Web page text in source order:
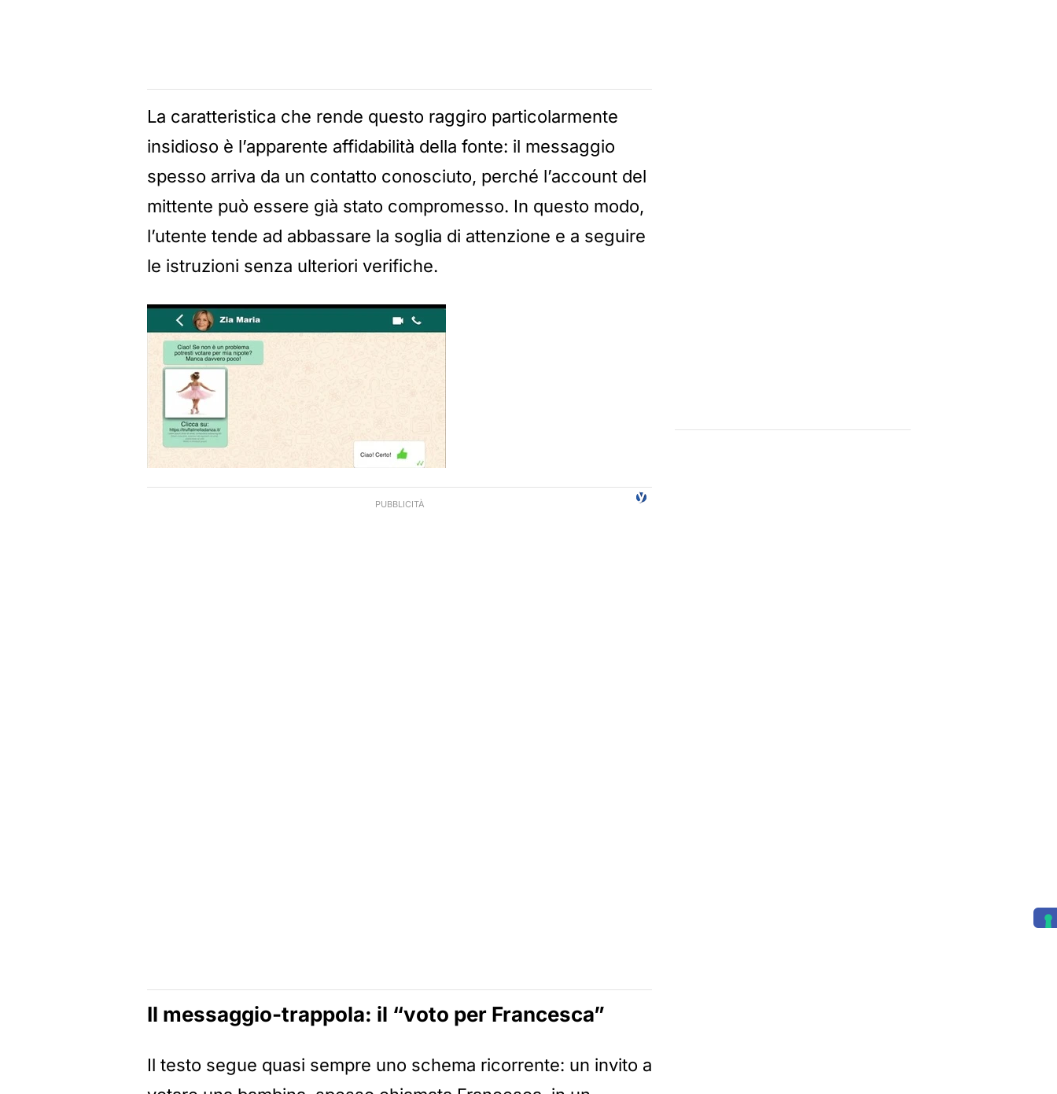
La caratteristica che rende questo raggiro particolarmente
insidioso è l’apparente affidabilità della fonte: il messaggio
spesso arriva da un contatto conosciuto, perché l’account del
mittente può essere già stato compromesso. In questo modo,
l’utente tende ad abbassare la soglia di attenzione e a seguire
le istruzioni senza ulteriori verifiche.
Il messaggio-trappola: il “voto per Francesca”
Il testo segue quasi sempre uno schema ricorrente: un invito a